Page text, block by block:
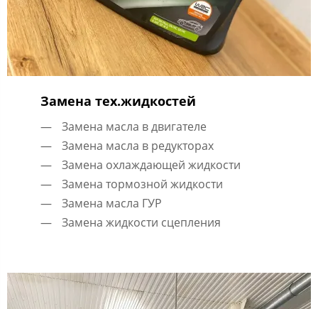
Замена тех.жидкостей
Замена масла в двигателе
Замена масла в редукторах
Замена охлаждающей жидкости
Замена тормозной жидкости
Замена масла ГУР
Замена жидкости сцепления